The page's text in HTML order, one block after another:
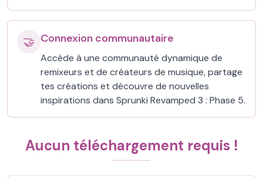
🤝 Connexion communautaire
Accède à une communauté dynamique de
remixeurs et de créateurs de musique, partage
tes créations et découvre de nouvelles
inspirations dans Sprunki Revamped 3 : Phase 5.
Aucun téléchargement requis !